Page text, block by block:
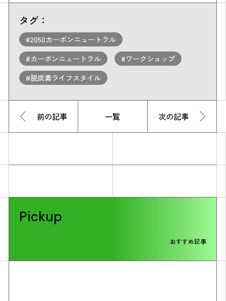
タグ：
#2050カーボンニュートラル
#カーボンニュートラル
#ワークショップ
#脱炭素ライフスタイル
前の記事 一覧 次の記事
Pickup
おすすめ記事